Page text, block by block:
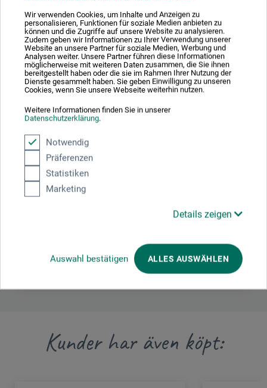
Wir verwenden Cookies, um Inhalte und Anzeigen zu
personalisieren, Funktionen für soziale Medien anbieten zu
können und die Zugriffe auf unsere Website zu analysieren.
Zudem geben wir Informationen zu Ihrer Verwendung unserer
Website an unsere Partner für soziale Medien, Werbung und
Analysen weiter. Unsere Partner führen diese Informationen
möglicherweise mit weiteren Daten zusammen, die Sie ihnen
bereitgestellt haben oder die sie im Rahmen Ihrer Nutzung der
Dienste gesammelt haben. Sie geben Einwilligung zu unseren
Cookies, wenn Sie unsere Webseite weiterhin nutzen.
Weitere Informationen finden Sie in unserer
Datenschutzerklärung.
Notwendig
Präferenzen
Statistiken
Marketing
Details zeigen
Auswahl bestätigen ALLES AUSWÄHLEN
kraftiga, väl täckande färgen blir sidenmatt efter torkning
och går att lösa upp igen efter torkningen. Uppfyller
normen EN 71.
Tillverkarens kontakt
Här hittar du tillverkarens kontaktuppgifter för den här
Colart Northern Europe GmbH
Kunder har även köpt: